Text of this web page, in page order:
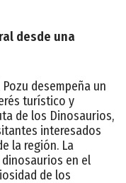
desde una
desempeña un
turístico y
de los Dinosaurios,
interesados
la región. La
en el
de los